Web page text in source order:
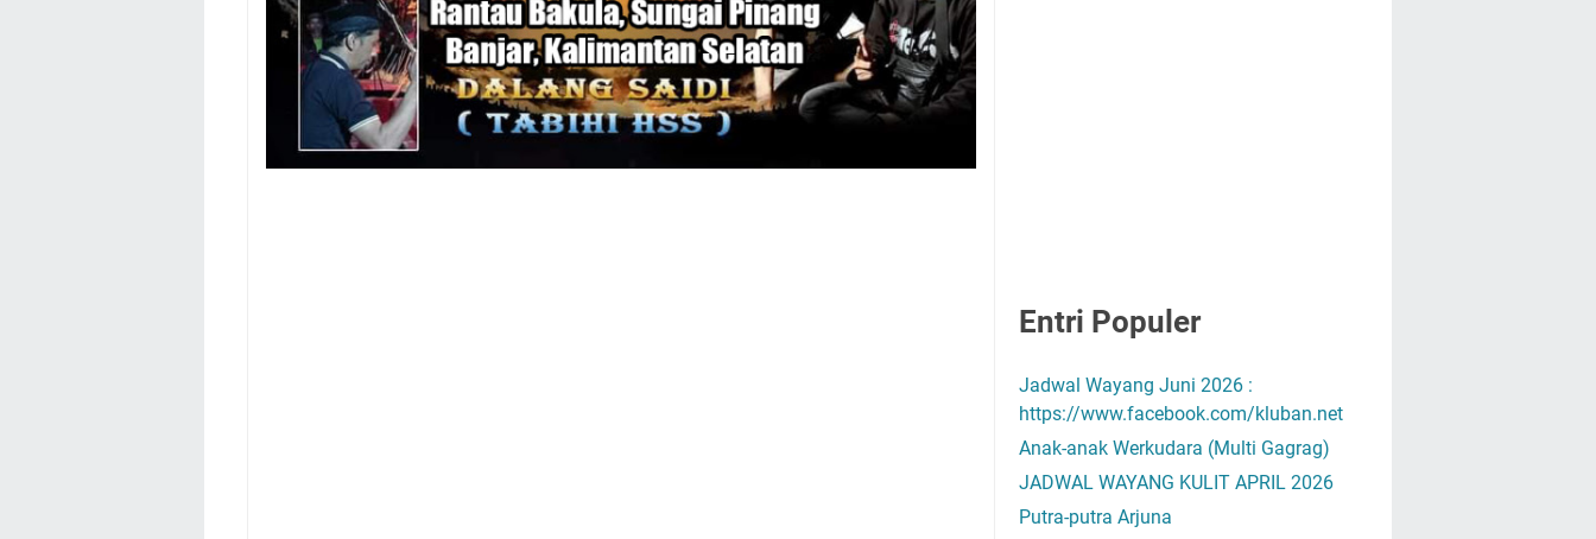
Entri Populer
Jadwal Wayang Juni 2026 :
https://www.facebook.com/kluban.net
Anak-anak Werkudara (Multi Gagrag)
JADWAL WAYANG KULIT APRIL 2026
Putra-putra Arjuna